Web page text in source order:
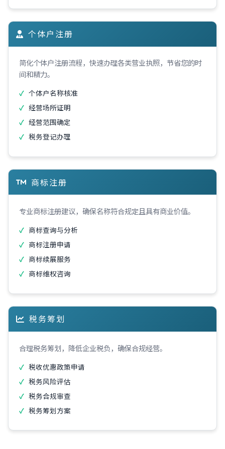
个体户注册
简化个体户注册流程，快速办理各类营业执照，节省您的时
间和精力。
个体户名称核准
经营场所证明
经营范围确定
税务登记办理
商标注册
专业商标注册建议，确保名称符合规定且具有商业价值。
商标查询与分析
商标注册申请
商标续展服务
商标维权咨询
税务筹划
合理税务筹划，降低企业税负，确保合规经营。
税收优惠政策申请
税务风险评估
税务合规审查
税务筹划方案